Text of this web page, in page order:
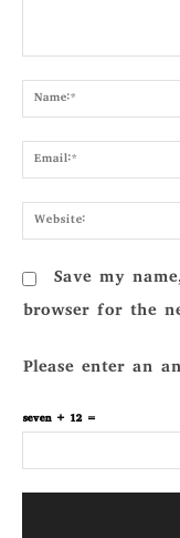
Save my
browser for the
Please enter an
seven + 12 =